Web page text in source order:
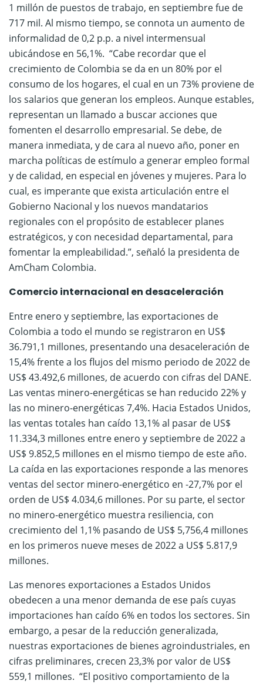
1 millón de puestos de trabajo, en septiembre fue de
717 mil. Al mismo tiempo, se connota un aumento de
informalidad de 0,2 p.p. a nivel intermensual
ubicándose en 56,1%. “Cabe recordar que el
crecimiento de Colombia se da en un 80% por el
consumo de los hogares, el cual en un 73% proviene de
los salarios que generan los empleos. Aunque estables,
representan un llamado a buscar acciones que
fomenten el desarrollo empresarial. Se debe, de
manera inmediata, y de cara al nuevo año, poner en
marcha políticas de estímulo a generar empleo formal
y de calidad, en especial en jóvenes y mujeres. Para lo
cual, es imperante que exista articulación entre el
Gobierno Nacional y los nuevos mandatarios
regionales con el propósito de establecer planes
estratégicos, y con necesidad departamental, para
fomentar la empleabilidad.”, señaló la presidenta de
AmCham Colombia.
Comercio internacional en desaceleración
Entre enero y septiembre, las exportaciones de
Colombia a todo el mundo se registraron en US$
36.791,1 millones, presentando una desaceleración de
15,4% frente a los flujos del mismo periodo de 2022 de
US$ 43.492,6 millones, de acuerdo con cifras del DANE.
Las ventas minero-energéticas se han reducido 22% y
las no minero-energéticas 7,4%. Hacia Estados Unidos,
las ventas totales han caído 13,1% al pasar de US$
11.334,3 millones entre enero y septiembre de 2022 a
US$ 9.852,5 millones en el mismo tiempo de este año.
La caída en las exportaciones responde a las menores
ventas del sector minero-energético en -27,7% por el
orden de US$ 4.034,6 millones. Por su parte, el sector
no minero-energético muestra resiliencia, con
crecimiento del 1,1% pasando de US$ 5,756,4 millones
en los primeros nueve meses de 2022 a US$ 5.817,9
millones.
Las menores exportaciones a Estados Unidos
obedecen a una menor demanda de ese país cuyas
importaciones han caído 6% en todos los sectores. Sin
embargo, a pesar de la reducción generalizada,
nuestras exportaciones de bienes agroindustriales, en
cifras preliminares, crecen 23,3% por valor de US$
559,1 millones. “El positivo comportamiento de la